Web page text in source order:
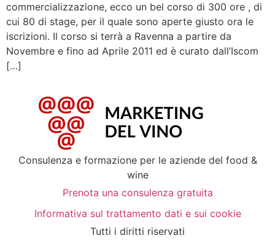
commercializzazione, ecco un bel corso di 300 ore , di
cui 80 di stage, per il quale sono aperte giusto ora le
iscrizioni. Il corso si terrà a Ravenna a partire da
Novembre e fino ad Aprile 2011 ed è curato dall’Iscom
[…]
Consulenza e formazione per le aziende del food &
wine
Prenota una consulenza gratuita
Informativa sul trattamento dati e sui cookie
Tutti i diritti riservati